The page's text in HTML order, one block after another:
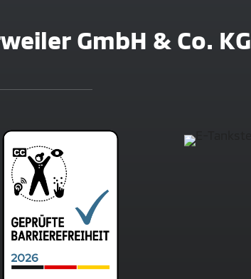
GmbH & Co. KG